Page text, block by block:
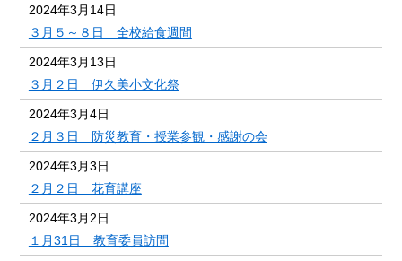
2024年3月14日
３月５～８日 全校給食週間
2024年3月13日
３月２日 伊久美小文化祭
2024年3月4日
２月３日 防災教育・授業参観・感謝の会
2024年3月3日
２月２日 花育講座
2024年3月2日
１月31日 教育委員訪問